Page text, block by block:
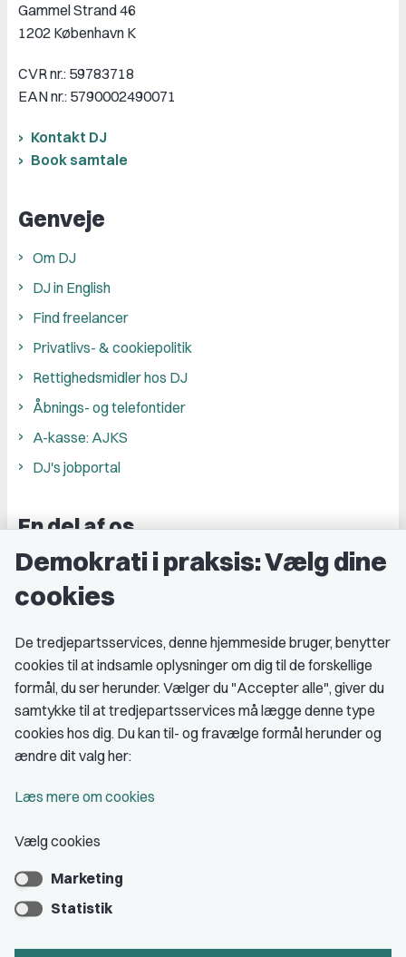
Gammel Strand 46
1202 København K
CVR nr.: 59783718
EAN nr.: 5790002490071
Kontakt DJ
Book samtale
Genveje
Om DJ
DJ in English
Find freelancer
Privatlivs- & cookiepolitik
Rettighedsmidler hos DJ
Åbnings- og telefontider
A-kasse: AJKS
DJ's jobportal
En del af os
Grupper og kredse
Studenterorganisationer
Medlemskab
Fordele som medlem
Kontingent
Bliv medlem
Demokrati i praksis: Vælg dine
cookies
De tredjepartsservices, denne hjemmeside bruger, benytter
cookies til at indsamle oplysninger om dig til de forskellige
formål, du ser herunder. Vælger du "Accepter alle", giver du
samtykke til at tredjepartsservices må lægge denne type
cookies hos dig. Du kan til- og fravælge formål herunder og
ændre dit valg her:
Læs mere om cookies
Vælg cookies
Marketing
Statistik